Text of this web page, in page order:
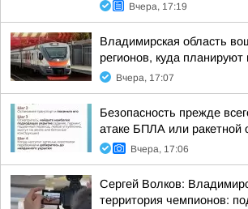
Вчера, 17:19
Владимирская область
регионов, куда
Вчера, 17:07
Безопасность прежде
атаке БПЛА или ракетной
Вчера, 17:06
Сергей Волков:
территория чемпионов: